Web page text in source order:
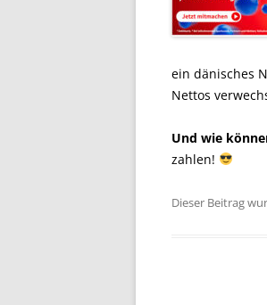
ein dänisches
Nettos
Und wie
zahlen!
Dieser Beitrag